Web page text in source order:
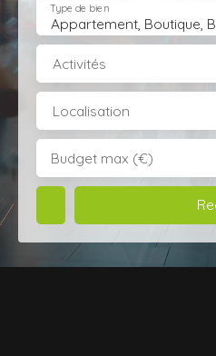
Type de bien
Activités
Localisation
Budget max (€)